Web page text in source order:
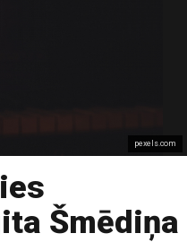
pexels.com
Šmēdiņa